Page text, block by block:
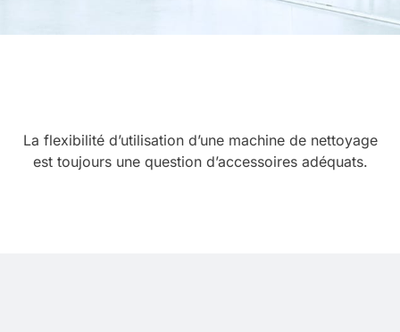
La flexibilité d’utilisation d’une machine de nettoyage
est toujours une question d’accessoires adéquats.